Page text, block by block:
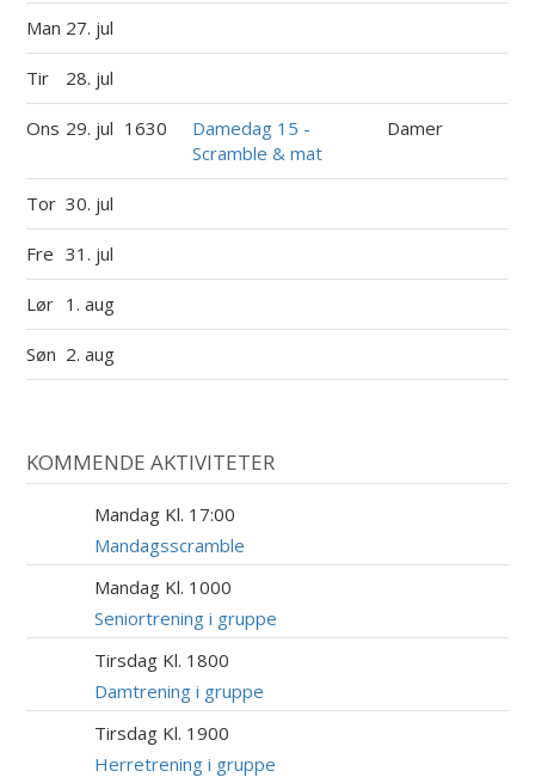
Man 27. jul
Tir 28. jul
Ons 29. jul 1630
Damedag 15 -
Scramble & mat
Damer
Tor 30. jul
Fre 31. jul
Lør 1. aug
Søn 2. aug
KOMMENDE AKTIVITETER
Mandag Kl. 17:00
Mandagsscramble
Mandag Kl. 1000
Seniortrening i gruppe
Tirsdag Kl. 1800
Damtrening i gruppe
Tirsdag Kl. 1900
Herretrening i gruppe